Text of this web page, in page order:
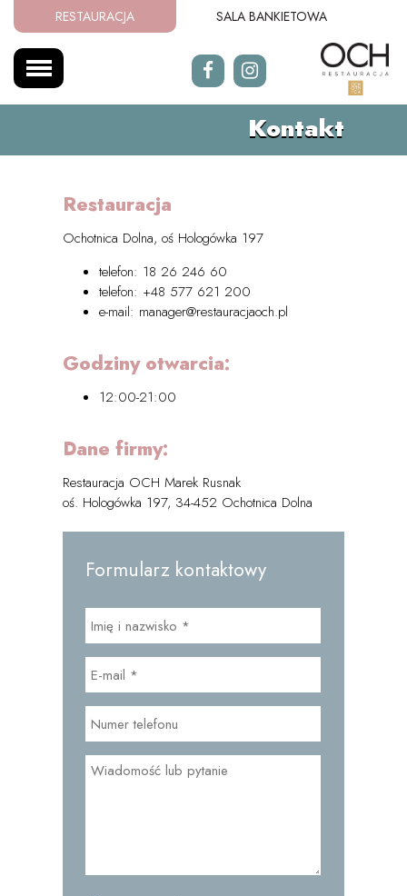
RESTAURACJA SALA BANKIETOWA
Kontakt
Restauracja
Ochotnica Dolna, oś Hologówka 197
telefon: 18 26 246 60
telefon: +48 577 621 200
e-mail: manager@restauracjaoch.pl
Godziny otwarcia:
12:00-21:00
Dane firmy:
Restauracja OCH Marek Rusnak
oś. Hologówka 197, 34-452 Ochotnica Dolna
Formularz kontaktowy